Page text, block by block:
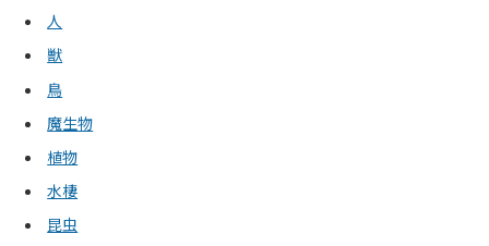
人
獣
鳥
魔生物
植物
水棲
昆虫